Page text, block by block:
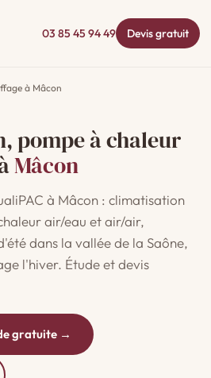
03 85 45 94 49 Devis gratuit
à Mâcon
pompe à chaleur
Mâcon
à Mâcon : climatisation
air/eau et air/air,
dans la vallée de la Saône,
l'hiver. Étude et devis
gratuite →